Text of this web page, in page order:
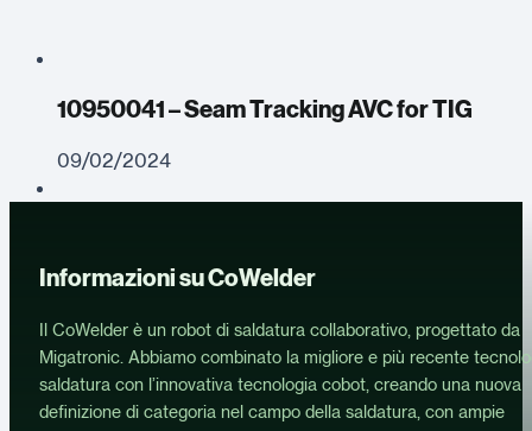
10950041 – Seam Tracking AVC for TIG
09/02/2024
Informazioni su CoWelder
Il CoWelder è un robot di saldatura collaborativo, progettato da
Migatronic. Abbiamo combinato la migliore e più recente
saldatura con l’innovativa tecnologia cobot, creando una nuova
definizione di categoria nel campo della saldatura, con ampie